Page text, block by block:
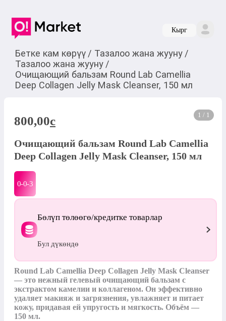
Кырг
Бетке кам көрүү / Тазалоо жана жууну /
Тазалоо жана жууну /
Очищающий бальзам Round Lab Camellia
Deep Collagen Jelly Mask Cleanser, 150 мл
1 / 1
800,00c
Очищающий бальзам Round Lab Camellia
Deep Collagen Jelly Mask Cleanser, 150 мл
0-0-3
Бөлүп төлөөгө/кредитке товарлар
Бул дүкөндө
Round Lab Camellia Deep Collagen Jelly Mask Cleanser
— это нежный гелевый очищающий бальзам с
экстрактом камелии и коллагеном. Он эффективно
удаляет макияж и загрязнения, увлажняет и питает
кожу, придавая ей упругость и мягкость. Объём —
150 мл.